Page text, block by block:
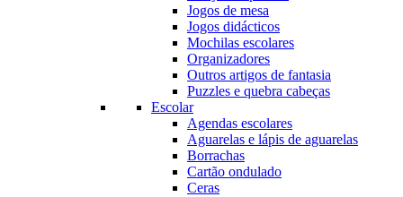
Jogos de mesa
Jogos didácticos
Mochilas escolares
Organizadores
Outros artigos de fantasia
Puzzles e quebra cabeças
Escolar
Agendas escolares
Aguarelas e lápis de aguarelas
Borrachas
Cartão ondulado
Ceras